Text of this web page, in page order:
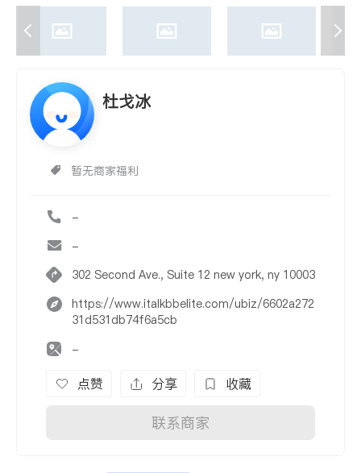
杜戈冰
暂无商家福利
-
-
302 Second Ave., Suite 12 new york, ny 10003
https://www.italkbbelite.com/ubiz/6602a272
31d531db74f6a5cb
-
点赞 分享 收藏
联系商家